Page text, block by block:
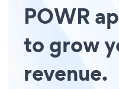
POWR
to grow
revenue.